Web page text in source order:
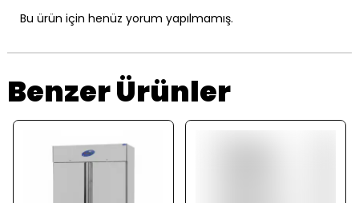
Bu ürün için henüz yorum yapılmamış.
Benzer Ürünler